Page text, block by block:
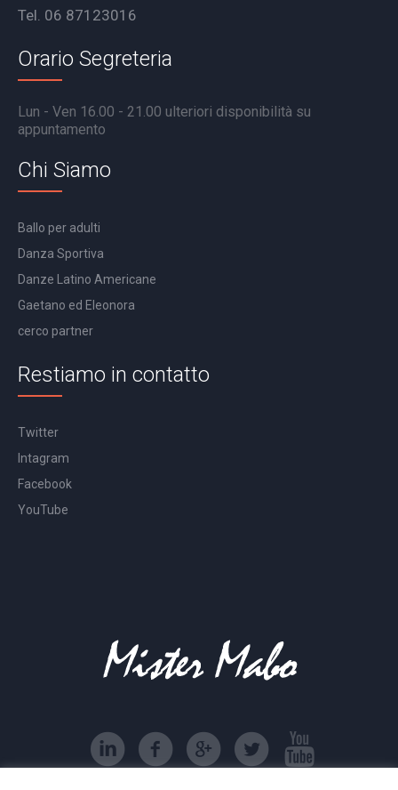
Tel. 06 87123016
Orario Segreteria
Lun - Ven 16.00 - 21.00 ulteriori disponibilità su
appuntamento
Chi Siamo
Ballo per adulti
Danza Sportiva
Danze Latino Americane
Gaetano ed Eleonora
cerco partner
Restiamo in contatto
Twitter
Intagram
Facebook
YouTube